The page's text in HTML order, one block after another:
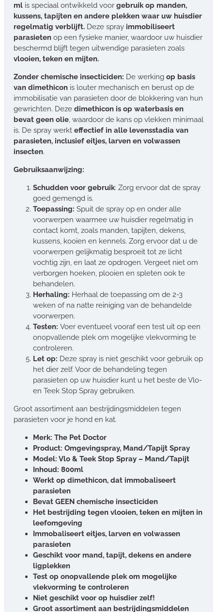
ml is speciaal ontwikkeld voor gebruik op manden,
kussens, tapijten en andere plekken waar uw huisdier
regelmatig verblijft. Deze spray immobiliseert
parasieten op een fysieke manier, waardoor uw huisdier
beschermd blijft tegen uitwendige parasieten zoals
vlooien, teken en mijten.
Zonder chemische insecticiden: De werking op basis
van dimethicon is louter mechanisch en berust op de
immobilisatie van parasieten door de blokkering van hun
gewrichten. Deze dimethicon is op waterbasis en
bevat geen olie, waardoor de kans op vlekken minimaal
is. De spray werkt effectief in alle levensstadia van
parasieten, inclusief eitjes, larven en volwassen
insecten.
Gebruiksaanwijzing:
Schudden voor gebruik: Zorg ervoor dat de spray
goed gemengd is.
Toepassing: Spuit de spray op en onder alle
voorwerpen waarmee uw huisdier regelmatig in
contact komt, zoals manden, tapijten, dekens,
kussens, kooien en kennels. Zorg ervoor dat u de
voorwerpen gelijkmatig besproeit tot ze licht
vochtig zijn, en laat ze opdrogen. Vergeet niet om
verborgen hoeken, plooien en spleten ook te
behandelen.
Herhaling: Herhaal de toepassing om de 2-3
weken of na natte reiniging van de behandelde
voorwerpen.
Testen: Voer eventueel vooraf een test uit op een
onopvallende plek om mogelijke vlekvorming te
controleren.
Let op: Deze spray is niet geschikt voor gebruik op
het dier zelf. Voor de behandeling tegen
parasieten op uw huisdier kunt u het beste de Vlo-
en Teek Stop Spray gebruiken.
Groot assortiment aan bestrijdingsmiddelen tegen
parasieten voor je hond en kat.
Merk: The Pet Doctor
Product: Omgevingspray, Mand/Tapijt Spray
Model: Vlo & Teek Stop Spray – Mand/Tapijt
Inhoud: 800ml
Werkt op dimethicon, dat immobaliseert
parasieten
Bevat GEEN chemische insecticiden
Het bestrijding tegen vlooien, teken en mijten in
leefomgeving
Immobaliseert eitjes, larven en volwassen
parasieten
Geschikt voor mand, tapijt, dekens en andere
ligplekken
Test op onopvallende plek om mogelijke
vlekvorming te controleren
Niet geschikt voor op huisdier zelf!
Groot assortiment aan bestrijdingsmiddelen